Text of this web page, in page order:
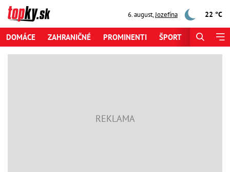
6. august,Jozefína 22 °C
DOMÁCE ZAHRANIČNÉ PROMINENTI ŠPORT